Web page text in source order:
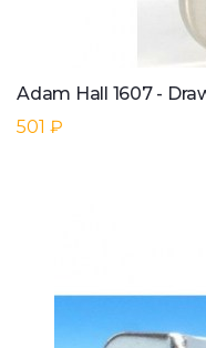
Adam Hall 1607 -
501 ₽